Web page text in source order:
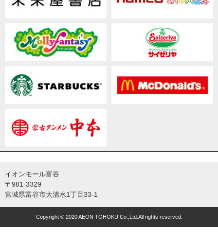
イオンモール富谷
〒981-3329
宮城県富谷市大清水1丁目33-1
Copyright © 2020 AEON TOHOKU Co.,Ltd.All rights reserved.